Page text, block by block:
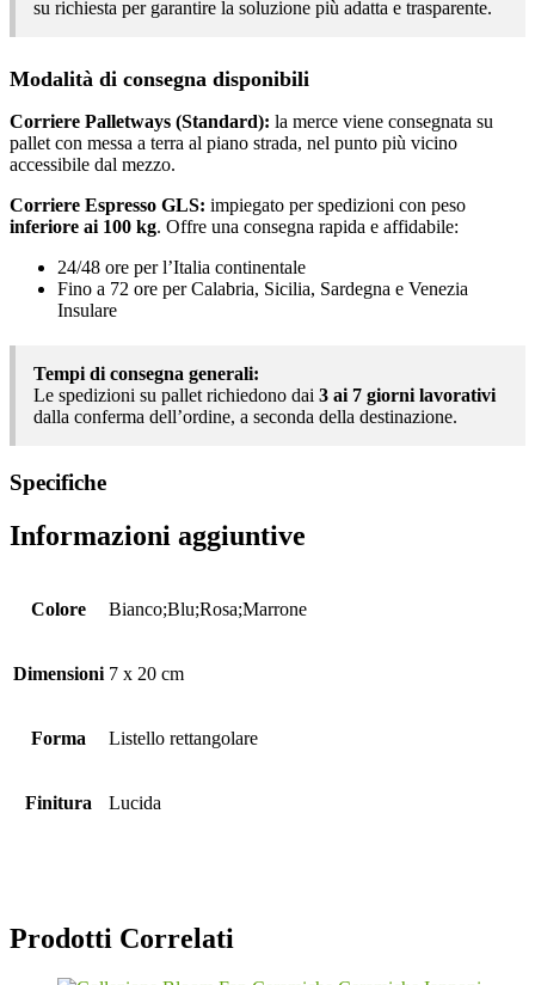
su richiesta per garantire la soluzione più adatta e trasparente.
Modalità di consegna disponibili
Corriere Palletways (Standard): la merce viene consegnata su
pallet con messa a terra al piano strada, nel punto più vicino
accessibile dal mezzo.
Corriere Espresso GLS: impiegato per spedizioni con peso
inferiore ai 100 kg. Offre una consegna rapida e affidabile:
24/48 ore per l’Italia continentale
Fino a 72 ore per Calabria, Sicilia, Sardegna e Venezia
Insulare
Tempi di consegna generali:
Le spedizioni su pallet richiedono dai 3 ai 7 giorni lavorativi
dalla conferma dell’ordine, a seconda della destinazione.
Specifiche
Informazioni aggiuntive
Colore Bianco;Blu;Rosa;Marrone
Dimensioni 7 x 20 cm
Forma Listello rettangolare
Finitura Lucida
Prodotti Correlati